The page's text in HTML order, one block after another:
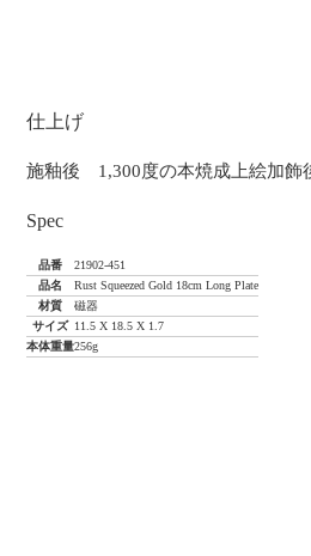
仕上げ
施釉後 1,300度の本焼成上絵加飾
Spec
品番
21902-451
品名
Rust Squeezed Gold 18cm Long Plate
材質
磁器
サイズ 11.5 X 18.5 X 1.7
本体重量256g